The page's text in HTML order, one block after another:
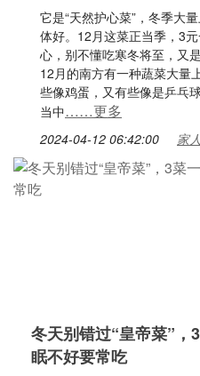
它是“天然护心菜”，冬季大
体好。12月这菜正当季，3
心，别不懂吃寒冬将至，又
12月的南方有一种蔬菜大量
些像鸡蛋，又有些像是乒乓
当中……更多
2024-04-12 06:42:00 家
冬天别错过“皇帝菜”，
眠不好要常吃